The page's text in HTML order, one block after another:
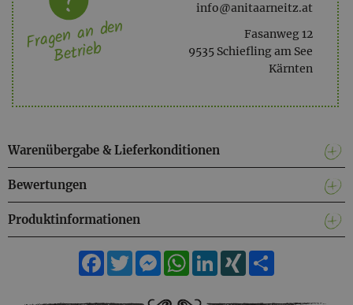
info@anitaarneitz.at
Fasanweg 12
9535 Schiefling am See
Kärnten
Fragen an den
Betrieb
Warenübergabe & Lieferkonditionen
Bewertungen
Produktinformationen
Facebook
TwitterMessengerWhatsApp
LinkedIn
XING